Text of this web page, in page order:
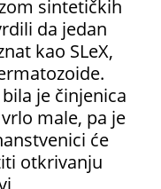
sintetičkih
da jedan
kao SLeX,
je činjenica
male, pa je
će
otkrivanju